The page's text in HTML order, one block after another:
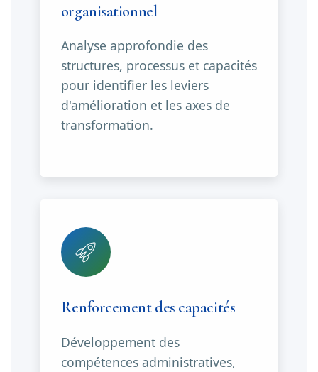
organisationnel
Analyse approfondie des
structures, processus et capacités
pour identifier les leviers
d'amélioration et les axes de
transformation.
Renforcement des capacités
Développement des
compétences administratives,